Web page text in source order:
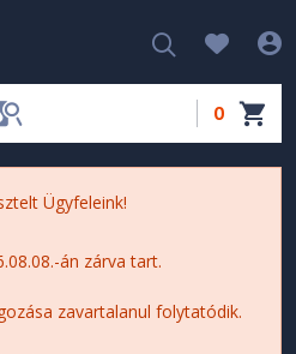
0
Ügyfeleink!
án zárva tart.
zavartalanul folytatódik.